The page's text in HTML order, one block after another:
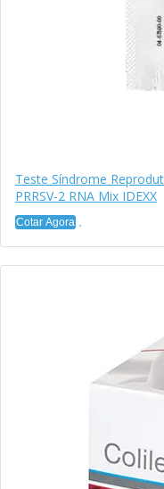
Teste Síndrome
PRRSV-2 RNA Mix IDEXX
Cotar Agora